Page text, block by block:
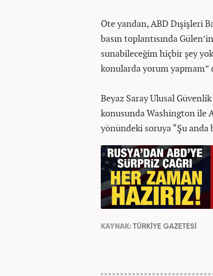
Öte yandan, ABD Dışişleri
basın toplantısında
sunabileceğim hiçbir şey
konularda yorum
Beyaz Saray Ulusal
konusunda Washington ile
yönündeki soruya “Şu anda
KAYNAK: TÜRKİYE GAZETESİ